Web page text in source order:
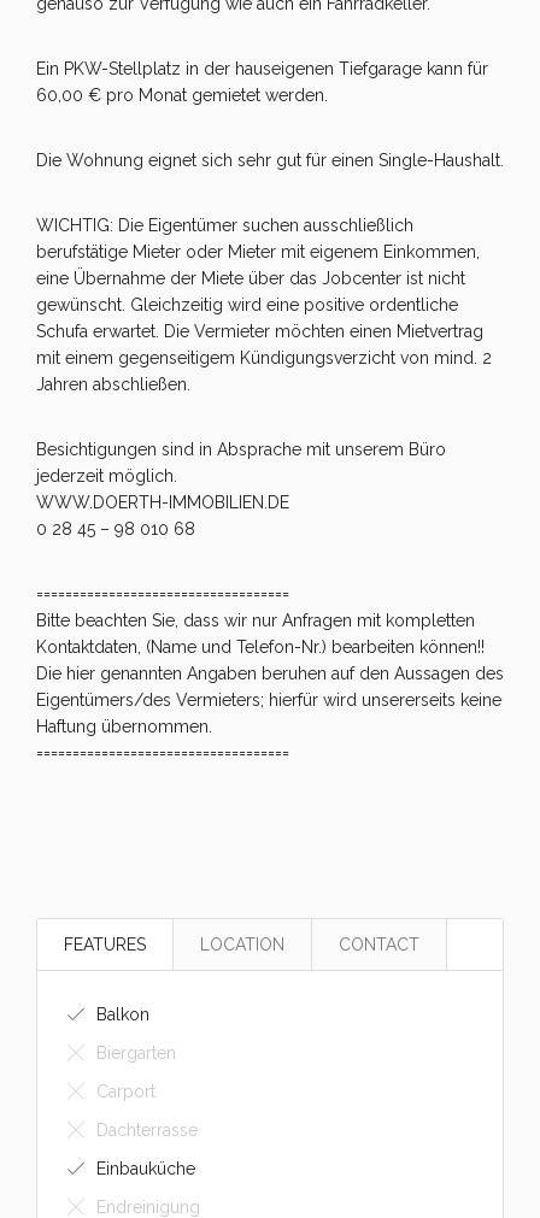
Ein PKW-Stellplatz in der hauseigenen Tiefgarage kann für
60,00 € pro Monat gemietet werden.
Die Wohnung eignet sich sehr gut für einen Single-Haushalt.
WICHTIG: Die Eigentümer suchen ausschließlich
berufstätige Mieter oder Mieter mit eigenem Einkommen,
eine Übernahme der Miete über das Jobcenter ist nicht
gewünscht. Gleichzeitig wird eine positive ordentliche
Schufa erwartet. Die Vermieter möchten einen Mietvertrag
mit einem gegenseitigem Kündigungsverzicht von mind. 2
Jahren abschließen.
Besichtigungen sind in Absprache mit unserem Büro
jederzeit möglich.
WWW.DOERTH-IMMOBILIEN.DE
0 28 45 – 98 010 68
===================================
Bitte beachten Sie, dass wir nur Anfragen mit kompletten
Kontaktdaten, (Name und Telefon-Nr.) bearbeiten können!!
Die hier genannten Angaben beruhen auf den Aussagen des
Eigentümers/des Vermieters; hierfür wird unsererseits keine
Haftung übernommen.
===================================
FEATURES LOCATION CONTACT
Balkon
Biergarten
Carport
Dachterrasse
Einbauküche
Endreinigung